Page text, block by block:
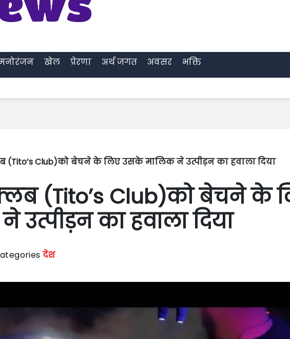
खेल प्रेरणा अर्थ जगत अवसर भक्ति
(Tito’s Club)को बेचने के लिए उसके मालिक ने उत्पीड़न का हवाला दिया
(Tito’s Club)को बेचने के
का हवाला दिया
देश